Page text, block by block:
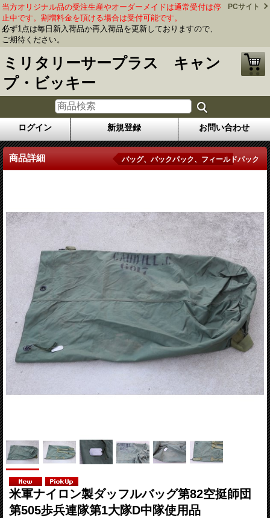
当方オリジナル品の受注生産やオーダーメイドは通常受付は停
止中です。割増料金を頂ける場合は受付可能です。
必ず1点は毎日新入荷品か再入荷品を更新しておりますので、
ご期待ください。
PCサイト
ミリタリーサープラス キャン
プ・ビッキー
ログイン 新規登録 お問い合わせ
商品詳細 バッグ、バックパック、フィールドパック
米軍ナイロン製ダッフルバッグ第82空挺師団
第505歩兵連隊第1大隊D中隊使用品